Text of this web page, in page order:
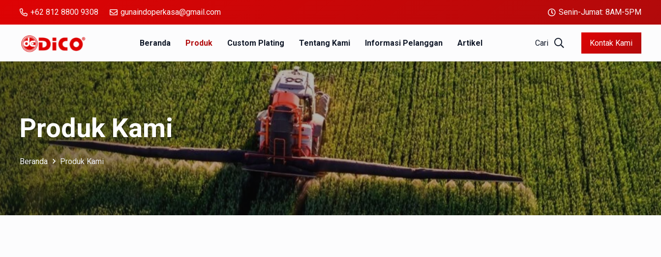
+62 812 8800 9308 gunaindoperkasa@gmail.com Senin-Jumat: 8AM-5PM
Beranda Produk Custom Plating Tentang Kami Informasi Pelanggan Artikel Cari Kontak Kami
Produk Kami
Beranda Produk Kami